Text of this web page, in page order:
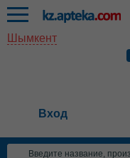
Шымкент
Вход